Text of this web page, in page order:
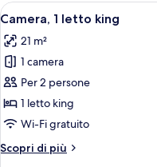
letto
Apri
tutte
le
foto
per
Camera,
1
king
8
Camera, 1 letto king
21 m²
1 camera
Per 2 persone
1 letto king
Wi-Fi gratuito
Scopri di più
Altri